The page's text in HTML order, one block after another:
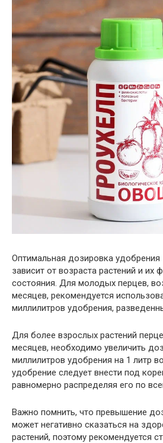
Оптимальная дозировка
зависит от возраста растений и их
состояния. Для молодых перцев,
месяцев, рекомендуется
миллилитров удобрения,
Для более взрослых растений
месяцев, необходимо увеличить
миллилитров удобрения на 1 литр
удобрение следует внести под
равномерно распределяя его по
Важно помнить, что превышение
может негативно сказаться на
растений, поэтому рекомендуется